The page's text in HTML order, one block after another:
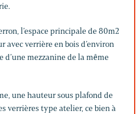
l’espace principale de 80m2
avec verrière en bois d’environ
d’une mezzanine de la même
une hauteur sous plafond de
verrières type atelier, ce bien à